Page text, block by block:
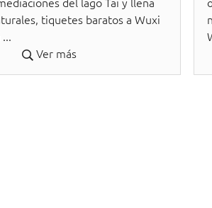
tiquetes baratos a Wuxi
Ver más